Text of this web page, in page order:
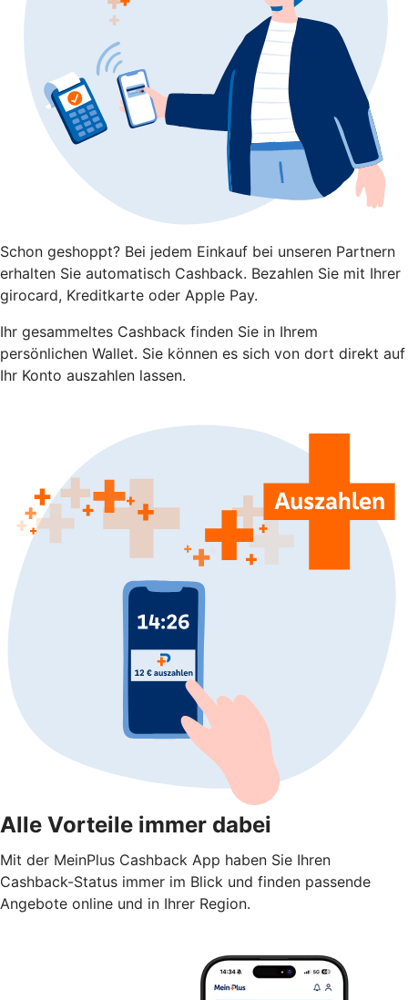
Schon geshoppt? Bei jedem Einkauf bei unseren Partnern
erhalten Sie automatisch Cashback. Bezahlen Sie mit Ihrer
girocard, Kreditkarte oder Apple Pay.
Ihr gesammeltes Cashback finden Sie in Ihrem
persönlichen Wallet. Sie können es sich von dort direkt auf
Ihr Konto auszahlen lassen.
Alle Vorteile immer dabei
Mit der MeinPlus Cashback App haben Sie Ihren
Cashback-Status immer im Blick und finden passende
Angebote online und in Ihrer Region.